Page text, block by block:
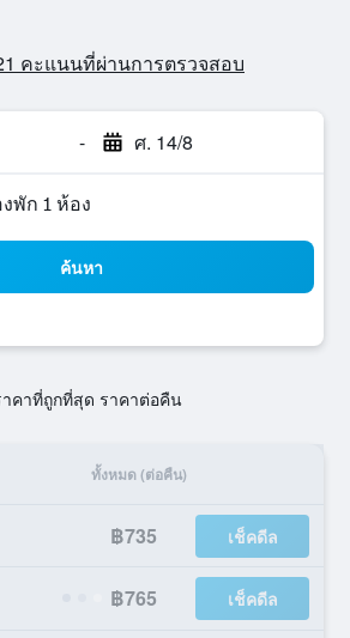
คะแนนที่ผ่านการตรวจสอบ
- ศ. 14/8
พัก 1 ห้อง
ค้นหา
คาที่ถูกที่สุด ราคาต่อคืน
ทั้งหมด (ต่อคืน)
฿735 เช็คดีล
฿765 เช็คดีล